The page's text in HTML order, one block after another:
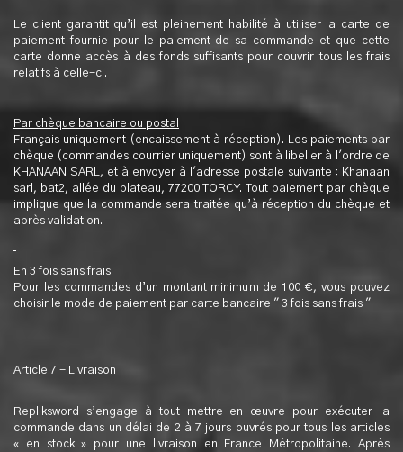
Le client garantit qu’il est pleinement habilité à utiliser la carte de
paiement fournie pour le paiement de sa commande et que cette
carte donne accès à des fonds suffisants pour couvrir tous les frais
relatifs à celle-ci.
Par chèque bancaire ou postal
Français uniquement (encaissement à réception). Les paiements par
chèque (commandes courrier uniquement) sont à libeller à l'ordre de
KHANAAN SARL, et à envoyer à l'adresse postale suivante : Khanaan
sarl, bat2, allée du plateau, 77200 TORCY. Tout paiement par chèque
implique que la commande sera traitée qu’à réception du chèque et
après validation.
En 3 fois sans frais
Pour les commandes d’un montant minimum de 100 €, vous pouvez
choisir le mode de paiement par carte bancaire " 3 fois sans frais "
Article 7 - Livraison
Repliksword s’engage à tout mettre en œuvre pour exécuter la
commande dans un délai de 2 à 7 jours ouvrés pour tous les articles
« en stock » pour une livraison en France Métropolitaine. Après